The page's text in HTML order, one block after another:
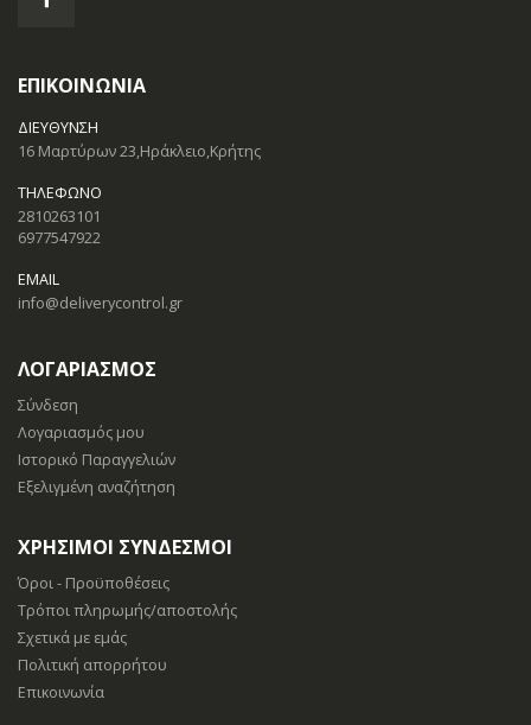
ΕΠΙΚΟΙΝΩΝΊΑ
ΔΙΕΎΘΥΝΣΗ
16 Μαρτύρων 23,Ηράκλειο,Κρήτης
ΤΗΛΈΦΩΝΟ
2810263101
6977547922
EMAIL
info@deliverycontrol.gr
ΛΟΓΑΡΙΑΣΜΟΣ
Σύνδεση
Λογαριασμός μου
Ιστορικό Παραγγελιών
Εξελιγμένη αναζήτηση
ΧΡΉΣΙΜΟΙ ΣΎΝΔΕΣΜΟΙ
Όροι - Προϋποθέσεις
Τρόποι πληρωμής/αποστολής
Σχετικά με εμάς
Πολιτική απορρήτου
Επικοινωνία